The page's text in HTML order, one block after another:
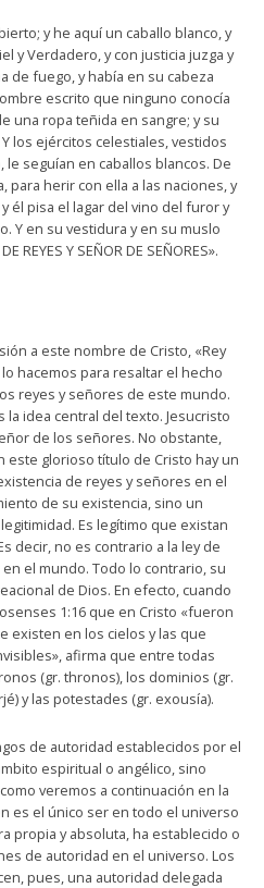
y he aquí un caballo blanco, y
y Verdadero, y con justicia juzga y
de fuego, y había en su cabeza
escrito que ninguno conocía
una ropa teñida en sangre; y su
Y los ejércitos celestiales, vestidos
seguían en caballos blancos. De
para herir con ella a las naciones, y
él pisa el lagar del vino del furor y
Y en su vestidura y en su muslo
Y SEÑOR DE SEÑORES».
a este nombre de Cristo, «Rey
hacemos para resaltar el hecho
reyes y señores de este mundo.
la idea central del texto. Jesucristo
de los señores. No obstante,
este glorioso título de Cristo hay un
de reyes y señores en el
de su existencia, sino un
Es legítimo que existan
decir, no es contrario a la ley de
el mundo. Todo lo contrario, su
de Dios. En efecto, cuando
1:16 que en Cristo «fueron
existen en los cielos y las que
afirma que entre todas
(gr. thronos), los dominios (gr.
y las potestades (gr. exousía).
de autoridad establecidos por el
espiritual o angélico, sino
veremos a continuación en la
es el único ser en todo el universo
propia y absoluta, ha establecido o
de autoridad en el universo. Los
pues, una autoridad delegada